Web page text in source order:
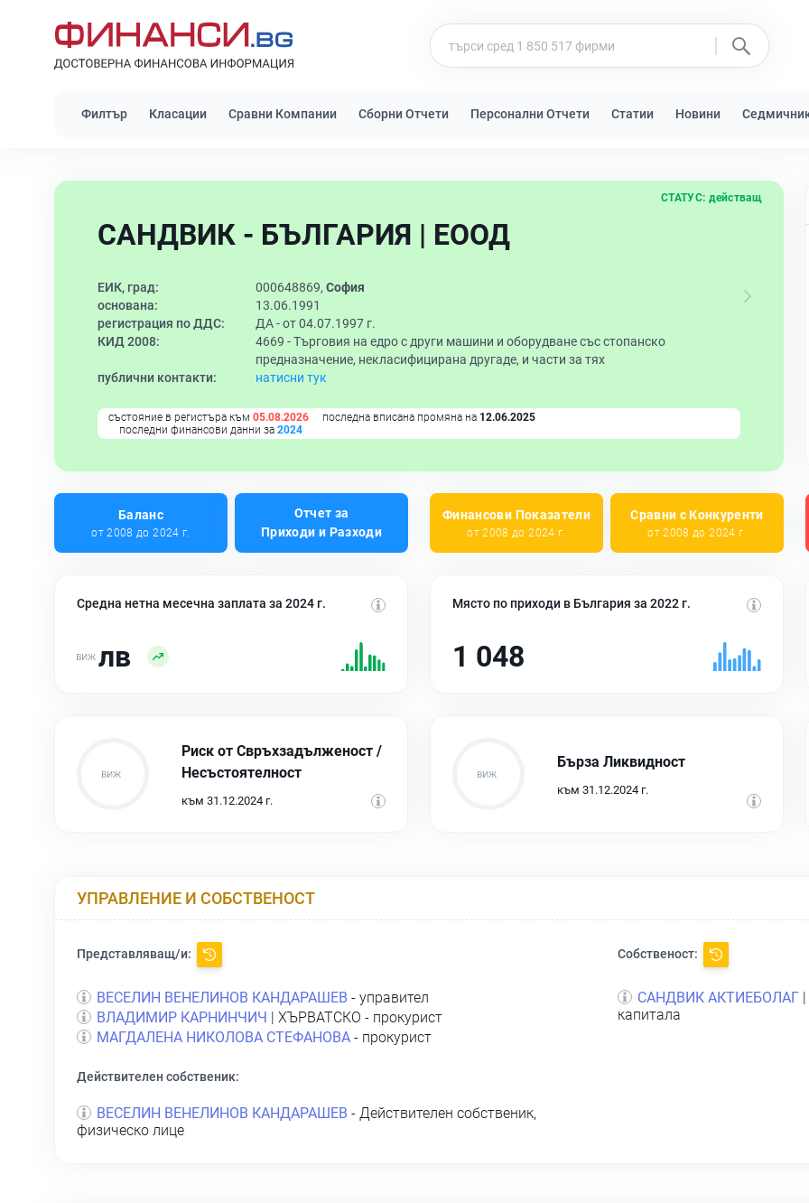
Филтър Класации Сравни Компании Сборни Отчети Персонални Отчети Статии Новини
САНДВИК - БЪЛГАРИЯ | ЕООД
СТАТУС: действащ
ЕИК, град: 000648869, София
основана:
13.06.1991
регистрация по ДДС:
ДА - от 04.07.1997 г.
КИД 2008:
4669 -Търговия на едро с други машини и оборудване със стопанско
предназначение, некласифицирана другаде, и части за тях
публични контакти:
натисни тук
състояние в регистъра към 05.08.2026 последна вписана промяна на 12.06.2025
последни финансови данни за 2024
Баланс
от 2008 до 2024 г.
Отчет за
Приходи и Разходи
Финансови Показатели
от 2008 до 2024 г.
Сравни с Конкуренти
от 2008 до 2024 г.
Средна нетна месечна заплата за 2024 г.
лв
Място по приходи в България за 2022 г.
1 048
Риск от Свръхзадълженост /
Несъстоятелност
към 31.12.2024 г.
Бърза Ликвидност
към 31.12.2024 г.
УПРАВЛЕНИЕ И СОБСТВЕНОСТ
Представляващ/и:
ВЕСЕЛИН ВЕНЕЛИНОВ КАНДАРАШЕВ - управител
ВЛАДИМИР КАРНИНЧИЧ | ХЪРВАТСКО - прокурист
МАГДАЛЕНА НИКОЛОВА СТЕФАНОВА - прокурист
Собственост:
САНДВИК АКТИЕБОЛАГ
капитала
Действителен собственик:
ВЕСЕЛИН ВЕНЕЛИНОВ КАНДАРАШЕВ - Действителен собственик,
физическо лице